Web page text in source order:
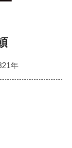
年